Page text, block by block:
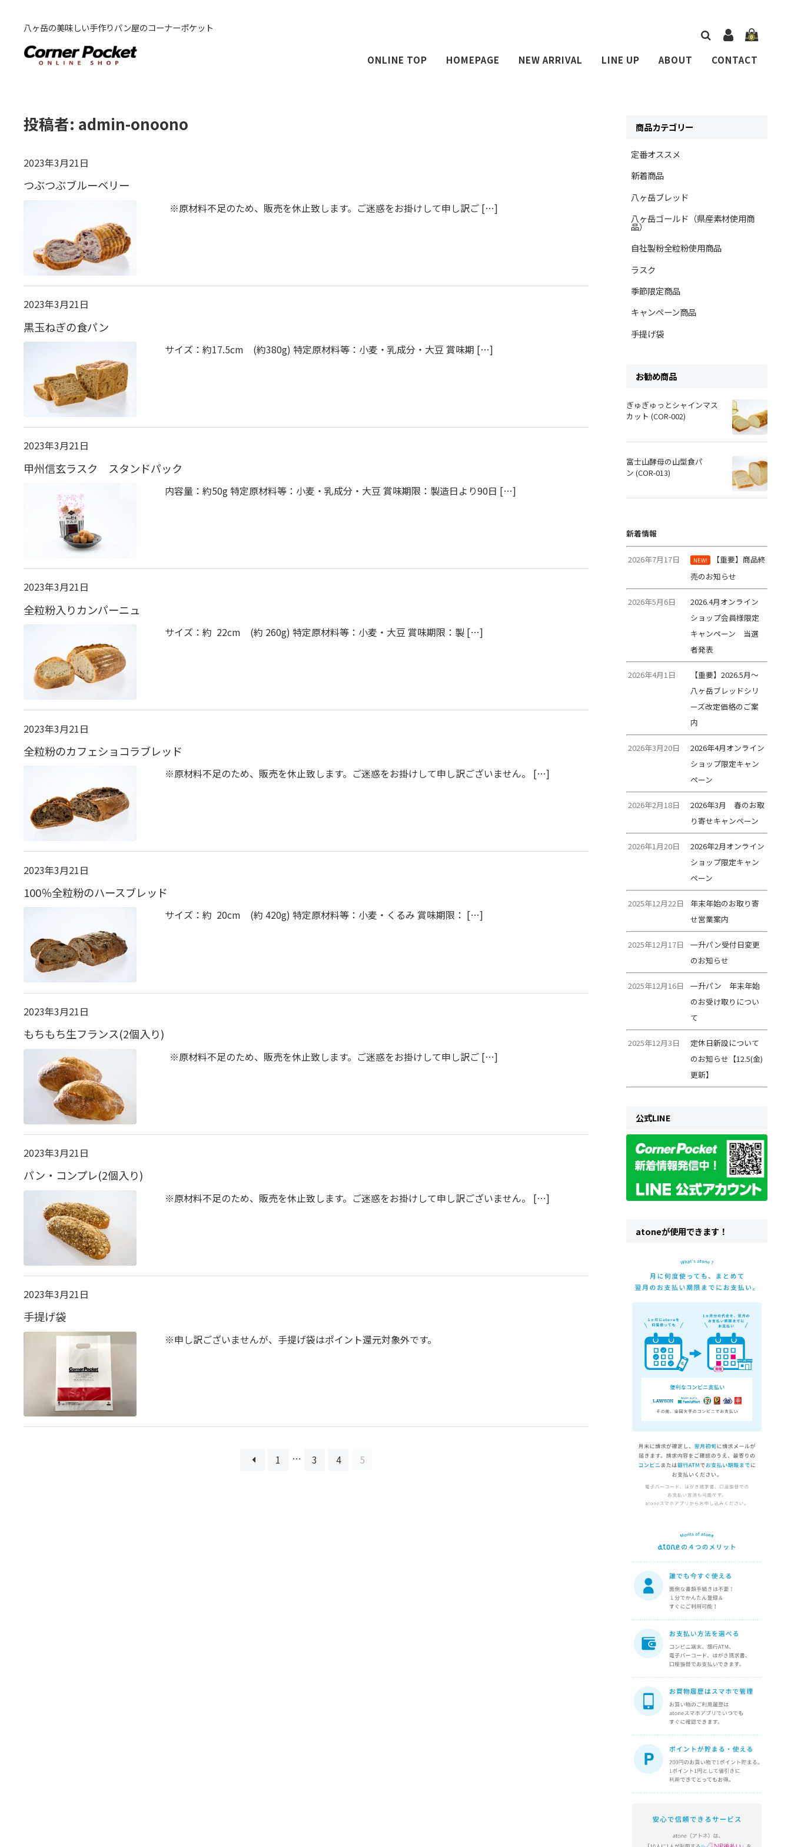
八ヶ岳の美味しい手作りパン屋のコーナーポケット
0
ONLINE TOP HOMEPAGE NEW ARRIVAL LINE UP ABOUT CONTACT
投稿者: admin-onoono
2023年3月21日
つぶつぶブルーベリー
※原材料不足のため、販売を休止致します。ご迷惑をお掛けして申し訳ご […]
2023年3月21日
黒玉ねぎの食パン
サイズ：約17.5cm (約380g) 特定原材料等：小麦・乳成分・大豆 賞味期 […]
2023年3月21日
甲州信玄ラスク スタンドパック
内容量：約50g 特定原材料等：小麦・乳成分・大豆 賞味期限：製造日より90日 […]
2023年3月21日
全粒粉入りカンパーニュ
サイズ：約 22cm (約 260g) 特定原材料等：小麦・大豆 賞味期限：製 […]
2023年3月21日
全粒粉のカフェショコラブレッド
※原材料不足のため、販売を休止致します。ご迷惑をお掛けして申し訳ございません。 […]
2023年3月21日
100％全粒粉のハースブレッド
サイズ：約 20cm (約 420g) 特定原材料等：小麦・くるみ 賞味期限： […]
2023年3月21日
もちもち生フランス(2個入り)
※原材料不足のため、販売を休止致します。ご迷惑をお掛けして申し訳ご […]
2023年3月21日
パン・コンプレ(2個入り)
※原材料不足のため、販売を休止致します。ご迷惑をお掛けして申し訳ございません。 […]
2023年3月21日
手提げ袋
※申し訳ございませんが、手提げ袋はポイント還元対象外です。
≪ 1 … 3 4 5
商品カテゴリー
定番オススメ
新着商品
八ヶ岳ブレッド
八ヶ岳ゴールド（県産素材使用商
品）
自社製粉全粒粉使用商品
ラスク
季節限定商品
キャンペーン商品
手提げ袋
お勧め商品
ぎゅぎゅっとシャインマス
カット (COR-002)
富士山酵母の山型食パ
ン (COR-013)
新着情報
2026年7月17日 NEW!
【重要】商品終
売のお知らせ
2026年5月6日
2026.4月オンライン
ショップ会員様限定
キャンペーン 当選
者発表
2026年4月1日
【重要】2026.5月～
八ヶ岳ブレッドシリ
ーズ改定価格のご案
内
2026年3月20日
2026年4月オンライン
ショップ限定キャン
ペーン
2026年2月18日
2026年3月 春のお取
り寄せキャンペーン
2026年1月20日
2026年2月オンライン
ショップ限定キャン
ペーン
2025年12月22日
年末年始のお取り寄
せ営業案内
2025年12月17日
一升パン受付日変更
のお知らせ
2025年12月16日
一升パン 年末年始
のお受け取りについ
て
2025年12月3日
定休日新設について
のお知らせ【12.5(金)
更新】
公式LINE
atoneが使用できます！